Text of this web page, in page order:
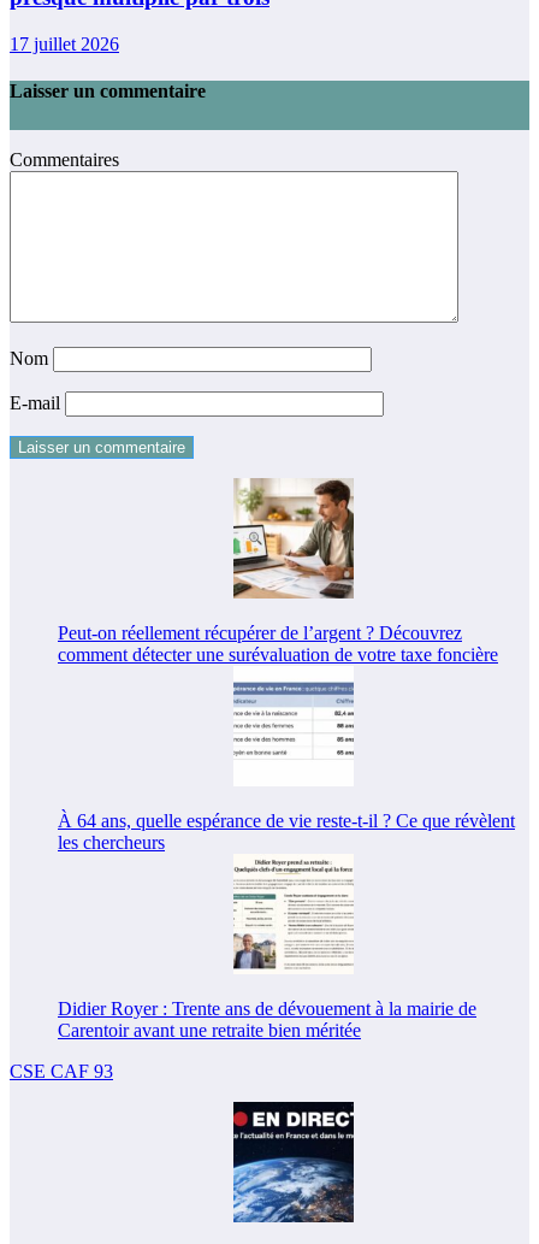
17 juillet 2026
Laisser un commentaire
Commentaires
Nom
E-mail
Peut-on réellement récupérer de l’argent ? Découvrez
comment détecter une surévaluation de votre taxe foncière
À 64 ans, quelle espérance de vie reste-t-il ? Ce que révèlent
les chercheurs
Didier Royer : Trente ans de dévouement à la mairie de
Carentoir avant une retraite bien méritée
CSE CAF 93